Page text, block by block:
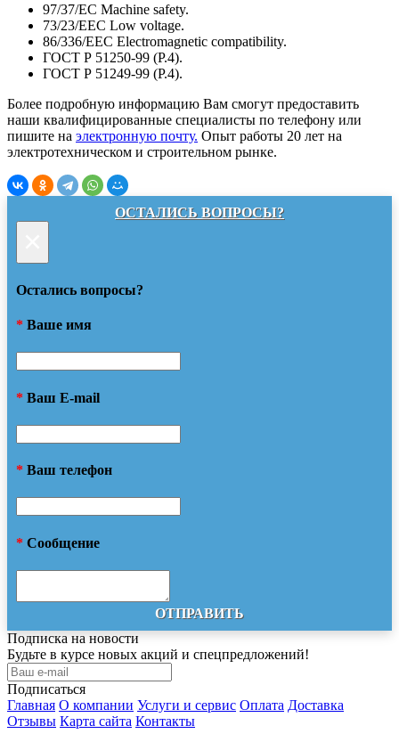
97/37/EC Machine safety.
73/23/EEC Low voltage.
86/336/EEC Electromagnetic compatibility.
ГОСТ Р 51250-99 (Р.4).
ГОСТ Р 51249-99 (Р.4).
Более подробную информацию Вам смогут предоставить
наши квалифицированные специалисты по телефону или
пишите на электронную почту. Опыт работы 20 лет на
электротехническом и строительном рынке.
ОСТАЛИСЬ ВОПРОСЫ?
Остались вопросы?
* Ваше имя
* Ваш E-mail
* Ваш телефон
* Сообщение
ОТПРАВИТЬ
Подписка на новости
Будьте в курсе новых акций и спецпредложений!
Подписаться
Главная О компании Услуги и сервис Оплата Доставка
Отзывы Карта сайта Контакты